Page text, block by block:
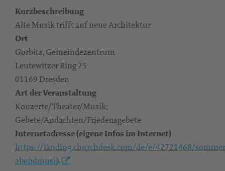
Kurzbeschreibung
Alte Musik trifft auf neue Architektur
Ort
Gorbitz, Gemeindezentrum
Leutewitzer Ring 75
01169 Dresden
Art der Veranstaltung
Konzerte/Theater/Musik;
Gebete/Andachten/Friedensgebete
Internetadresse (eigene Infos im Internet)
https://landing.churchdesk.com/de/e/42721468/
abendmusik